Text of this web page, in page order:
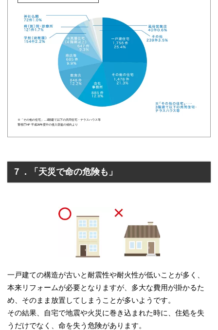
※「その他の住宅」…3階建て以下の共同住宅・テラスハウス等
警視庁HP 平成26年度中の侵入窃盗の傾向より
７．「天災で命の危険も」
一戸建ての構造が古いと耐震性や耐火性が低いことが多く、
本来リフォームが必要となりますが、多大な費用が掛かるた
め、そのまま放置してしまうことが多いようです。
その結果、自宅で地震や火災に巻き込まれた時に、住処を失
うだけでなく、命を失う危険があります。